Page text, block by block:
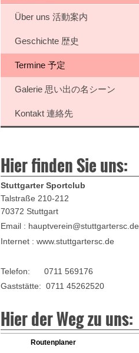
Über uns 活動案内
Geschichte 歴史
Termine 予定
Galerie 思い出の名シーン
Kontakt 連絡先
Hier finden Sie uns:
Stuttgarter Sportclub
Talstraße 210-212
70372 Stuttgart
Email : hauptverein@stuttgartersc.de
Internet : www.stuttgartersc.de
Telefon: 0711 569176
Gaststätte: 0711 45262520
Hier der Weg zu uns:
Routenplaner